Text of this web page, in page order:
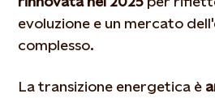
evoluzione e un mercato
complesso.
La transizione energetica è